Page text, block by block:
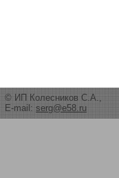
© ИП Колесников С.А.,
E-mail: serg@e58.ru